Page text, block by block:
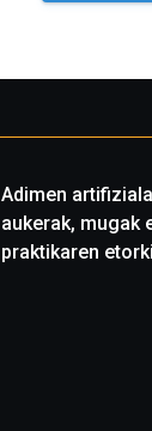
Adimen
aukerak, mugak
praktikaren